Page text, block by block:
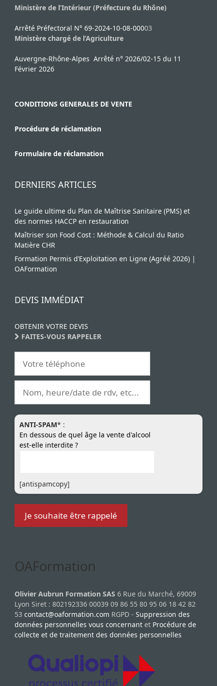
Ministère de l’Intérieur (Préfecture du Rhône)
Arrêté Préfectoral N° 69-2024-10-08-00003
Ministère chargé de l’Agriculture
Auvergne-Rhône-Alpes Arrêté n° 2026/02-15 du 11
Février 2026
CONDITIONS GENERALES DE VENTE
Procédure de réclamation
Formulaire de réclamation
DERNIERS ARTICLES
Le guide ultime du Plan de Maîtrise Sanitaire (PMS) et
des normes HACCP en restauration
Maîtriser son Food Cost : Méthode & Calcul du Ratio
Matière CHR
Formation Permis d’Exploitation en Ligne (Agréé 2026) |
OAFormation
DEVIS IMMÉDIAT
OBTENIR VOTRE DEVIS
FAITES-VOUS RAPPELER
ANTI-SPAM* :
En dessous de quel âge la vente d'alcool
est-elle interdite ?
[antispamcopy]
OAFormation
Olivier Aubrun Formation SAS 6 Rue du Marché, 69009
Lyon Siret : 802192336 00039 09 86 55 80 95 06 18 42 82
53 contact@oaformation.com RGPD - Suppression des
données personnelles vous concernant et Procédure de
collecte et de traitement des données personnelles